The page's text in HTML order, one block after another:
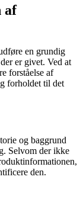
af
en grundig
er givet. Ved at
forståelse af
forholdet til det
og baggrund
Selvom der ikke
den.